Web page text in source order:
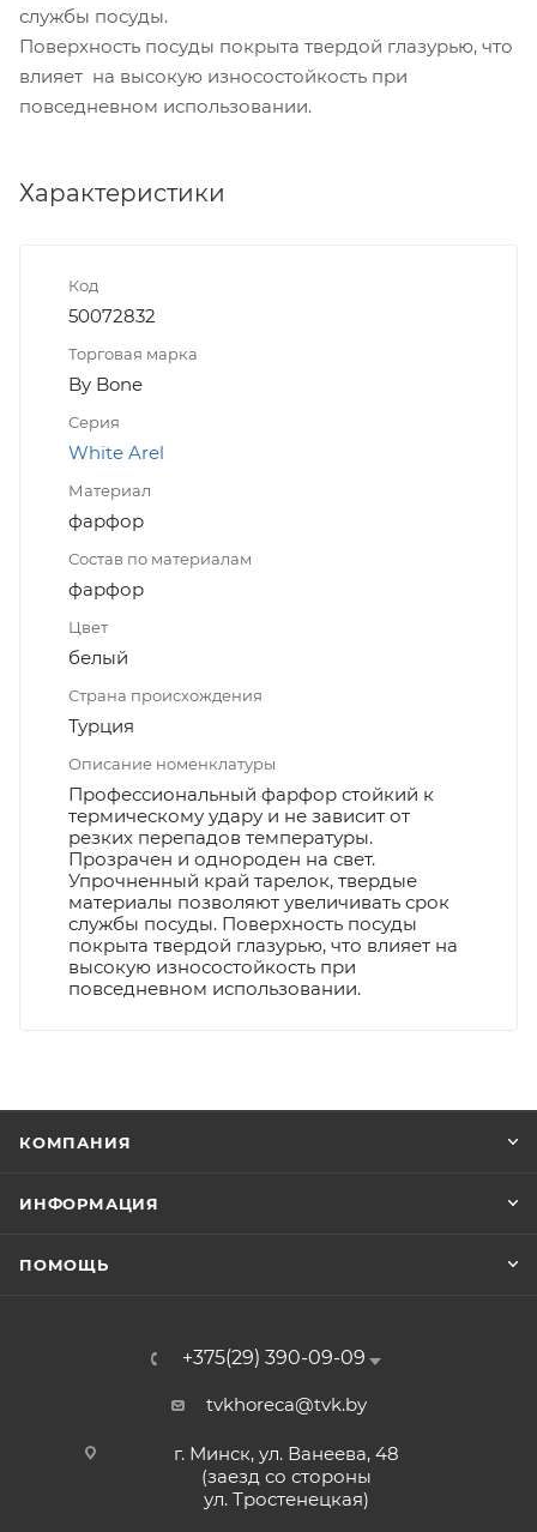
службы посуды.
Поверхность посуды покрыта твердой глазурью, что
влияет на высокую износостойкость при
повседневном использовании.
Характеристики
Код
50072832
Торговая марка
By Bone
Серия
White Arel
Материал
фарфор
Состав по материалам
фарфор
Цвет
белый
Страна происхождения
Турция
Описание номенклатуры
Профессиональный фарфор стойкий к
термическому удару и не зависит от
резких перепадов температуры.
Прозрачен и однороден на свет.
Упрочненный край тарелок, твердые
материалы позволяют увеличивать срок
службы посуды. Поверхность посуды
покрыта твердой глазурью, что влияет на
высокую износостойкость при
повседневном использовании.
КОМПАНИЯ
ИНФОРМАЦИЯ
ПОМОЩЬ
+375(29) 390-09-09
tvkhoreca@tvk.by
г. Минск, ул. Ванеева, 48
(заезд со стороны
ул. Тростенецкая)